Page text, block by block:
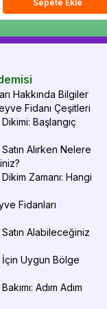
Sepete EkleSepete Ekle
Hakkında Bilgiler
Fidanı Çeşitleri
Başlangıç
Alırken Nelere
Zamanı: Hangi
Fidanları
Alabileceğiniz
İçin Uygun Bölge
Adım Adım